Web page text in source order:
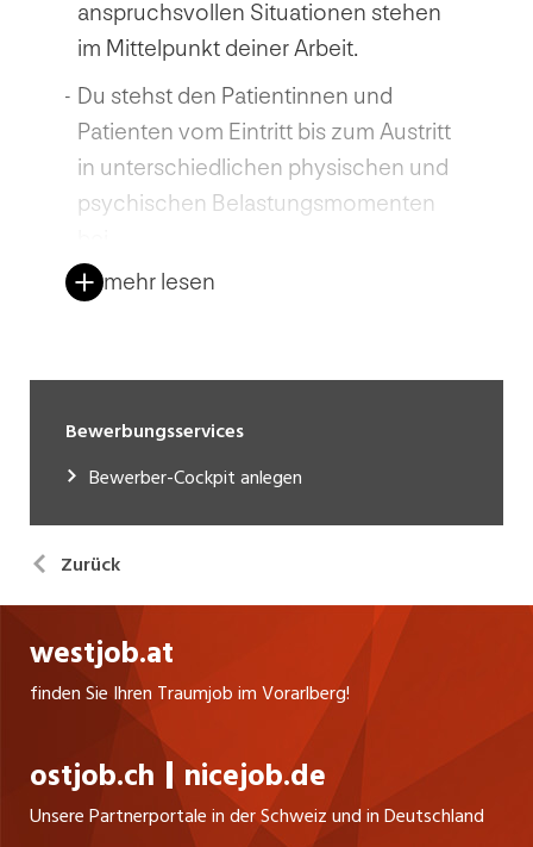
Bewerbungsservices
Bewerber-Cockpit anlegen
Zurück
westjob.at
finden Sie Ihren Traumjob im Vorarlberg!
ostjob.ch nicejob.de
Unsere Partnerportale in der Schweiz und in Deutschland